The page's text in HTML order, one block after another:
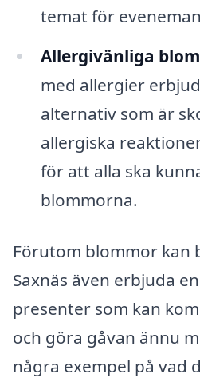
temat för
Allergivänliga
med allergier
alternativ som är
allergiska
för att alla ska
blommorna.
Förutom blommor kan
Saxnäs även erbjuda
presenter som kan
och göra gåvan ännu
några exempel på vad